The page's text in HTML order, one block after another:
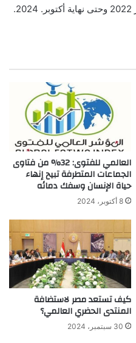
العالمي للفتوى: 32% من فتاوى
الجماعات المتطرفة تبيح إنهاء
حياة الإنسان وسفك دمائه
8 أكتوبر، 2024
كيف تستعد مصر لاستضافة
المنتدى الحضري العالمي؟
30 سبتمبر، 2024